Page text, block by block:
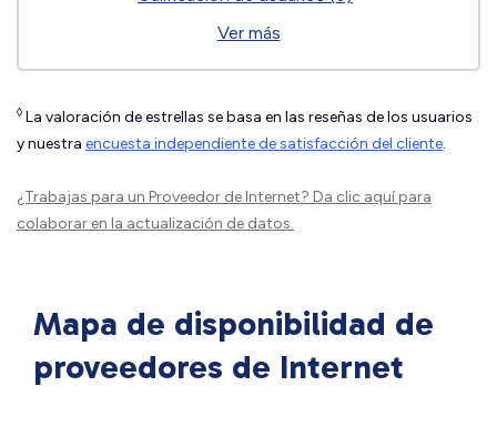
Ver más
◊ La valoración de estrellas se basa en las reseñas de los usuarios
y nuestra encuesta independiente de satisfacción del cliente.
¿Trabajas para un Proveedor de Internet? Da clic aquípara
colaborar en la actualización de datos.
Mapa de disponibilidad de
proveedores de Internet